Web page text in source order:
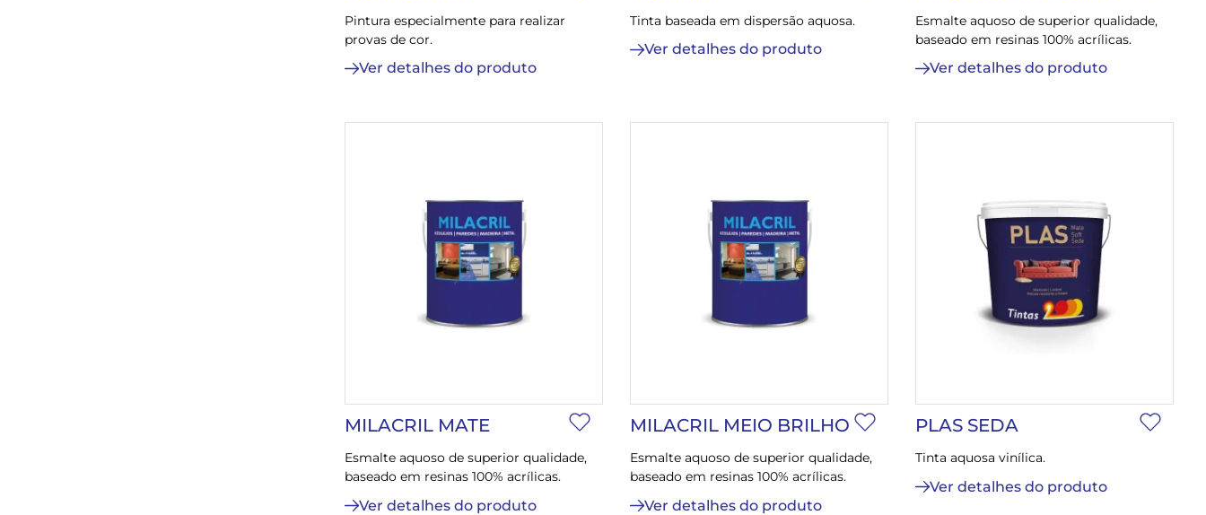
Pintura especialmente para realizar
provas de cor.
Ver detalhes do produto
Tinta baseada em dispersão aquosa.
Ver detalhes do produto
Esmalte aquoso de superior qualidade,
baseado em resinas 100% acrílicas.
Ver detalhes do produto
MILACRIL MATE
Esmalte aquoso de superior qualidade,
baseado em resinas 100% acrílicas.
Ver detalhes do produto
MILACRIL MEIO BRILHO
Esmalte aquoso de superior qualidade,
baseado em resinas 100% acrílicas.
Ver detalhes do produto
PLAS SEDA
Tinta aquosa vinílica.
Ver detalhes do produto